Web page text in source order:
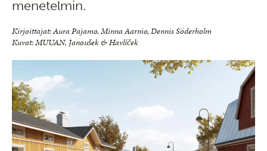
menetelmin.
Kirjoittajat: Aura Pajamo, Minna Aarnio, Dennis Söderholm
Kuvat: MUUAN, Janoušek & Havlíček